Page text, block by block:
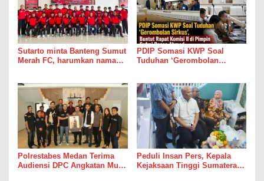
Sutarto minta Banteng Sumut
Merah FC, harumkan nama
PDIP Somasi KWP Soal
Tuduhan ‘Gerombolan
Ahmad
Polrestabes Medan Terima
Audiensi DPC Angkatan Muda
Peduli Insan Pers, Kepala
Kejaksaan Tinggi Sumatera